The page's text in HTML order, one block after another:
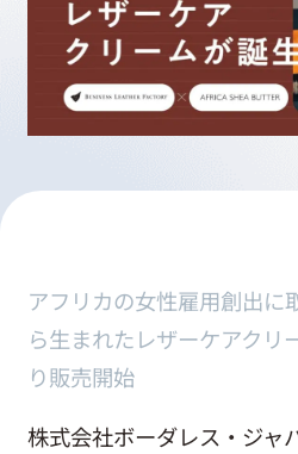
起業家になる
アライになる
イベント
プレスルーム
アフリカの女性雇用創出に
ら生まれたレザーケアクリ
り販売開始
株式会社ボーダレス・ジャ